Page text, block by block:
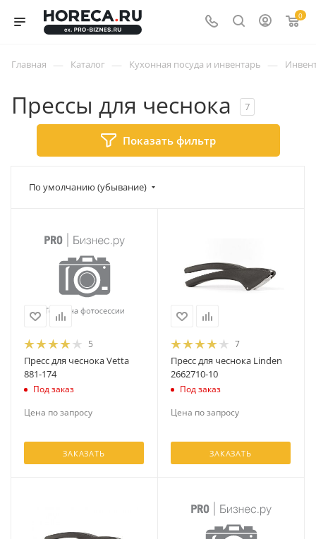
0
Главная — Каталог — Кухонная посуда и инвентарь —
Прессы для чеснока 7
Показать фильтр
По умолчанию (убывание)
5
Пресс для чеснока Vetta
881-174
Под заказ
Цена по запросу
ЗАКАЗАТЬ
7
Пресс для чеснока Linden
2662710-10
Под заказ
Цена по запросу
ЗАКАЗАТЬ